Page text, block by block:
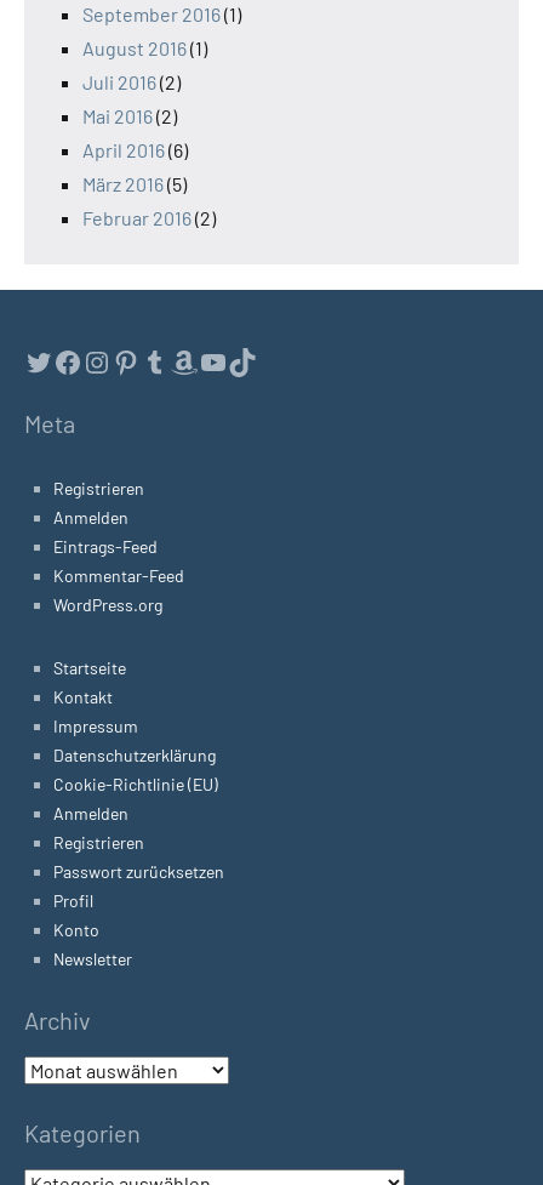
September 2016(1)
August 2016(1)
Juli 2016(2)
Mai 2016(2)
April 2016(6)
März 2016(5)
Februar 2016(2)
Twitter
Facebook
Instagram
Pinterest
Tumblr
Amazon
YouTube
TikTok
Meta
Registrieren
Anmelden
Eintrags-Feed
Kommentar-Feed
WordPress.org
Startseite
Kontakt
Impressum
Datenschutzerklärung
Cookie-Richtlinie (EU)
Anmelden
Registrieren
Passwort zurücksetzen
Profil
Konto
Newsletter
Archiv
Archiv
Kategorien